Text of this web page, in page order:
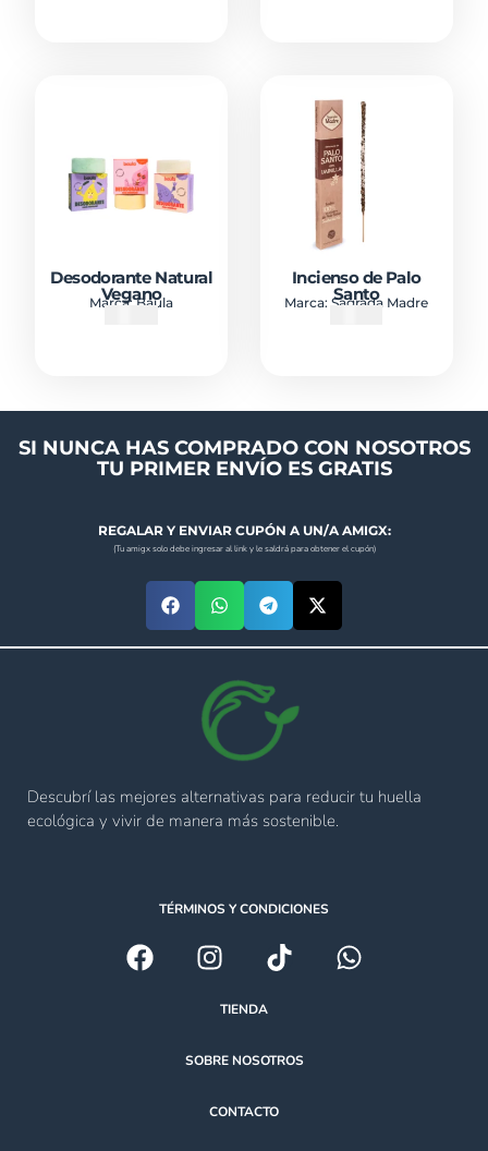
Desodorante Natural
Vegano
Marca:Baula
Incienso de Palo
Santo
Marca:Sagrada Madre
SI NUNCA HAS COMPRADO CON NOSOTROS
TU PRIMER ENVÍO ES GRATIS
REGALAR Y ENVIAR CUPÓN A UN/A AMIGX:
(Tu amigx solo debe ingresar al link y le saldrá para obtener el cupón)
Descubrí las mejores alternativas para reducir tu huella
ecológica y vivir de manera más sostenible.
TÉRMINOS Y CONDICIONES
TIENDA
SOBRE NOSOTROS
CONTACTO